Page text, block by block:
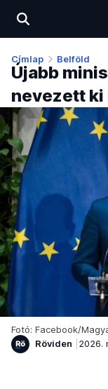
Címlap Belföld
Újabb
nevezett ki
Fotó: Facebook/
Röviden
2026.